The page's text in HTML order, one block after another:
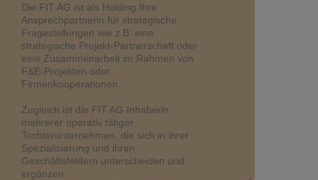
Die FIT AG ist als Holding Ihre
Ansprechpartnerin für strategische
Fragestellungen wie z.B. eine
strategische Projekt-Partnerschaft oder
eine Zusammenarbeit im Rahmen von
F&E-Projekten oder
Firmenkooperationen.
Zugleich ist die FIT AG Inhaberin
mehrerer operativ tätiger
Tochterunternehmen, die sich in ihrer
Spezialisierung und ihren
Geschäftsfeldern unterscheiden und
ergänzen.